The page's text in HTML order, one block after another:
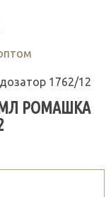
1762/12
РОМАШКА